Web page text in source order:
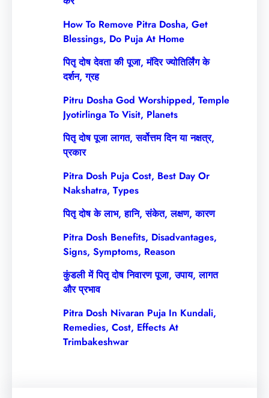
How To Remove Pitra Dosha, Get
Blessings, Do Puja At Home
पितृ दोष देवता की पूजा, मंदिर ज्योतिर्लिंग के
दर्शन, ग्रह
Pitru Dosha God Worshipped, Temple
Jyotirlinga To Visit, Planets
पितृ दोष पूजा लागत, सर्वोत्तम दिन या नक्षत्र,
प्रकार
Pitra Dosh Puja Cost, Best Day Or
Nakshatra, Types
पितृ दोष के लाभ, हानि, संकेत, लक्षण, कारण
Pitra Dosh Benefits, Disadvantages,
Signs, Symptoms, Reason
कुंडली में पितृ दोष निवारण पूजा, उपाय, लागत
और प्रभाव
Pitra Dosh Nivaran Puja In Kundali,
Remedies, Cost, Effects At
Trimbakeshwar